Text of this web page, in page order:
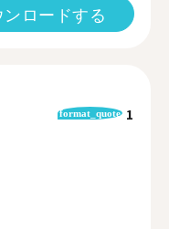
ロードする
format_quote 1